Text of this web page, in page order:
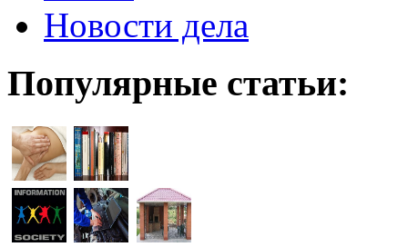
Новости дела
Популярные статьи: